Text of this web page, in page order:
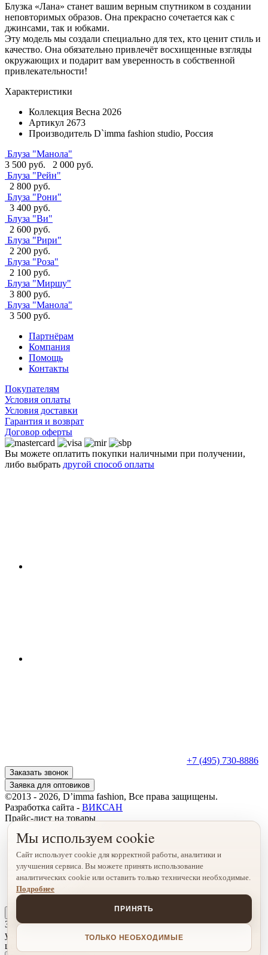
Блузка «Лана» станет вашим верным спутником в создании
неповторимых образов. Она прекрасно сочетается как с
джинсами, так и юбками.
Эту модель мы создали специально для тех, кто ценит стиль и
качество. Она обязательно привлечёт восхищенные взгляды
окружающих и подарит вам уверенность в собственной
привлекательности!
Характеристики
Коллекция Весна 2026
Артикул 2673
Производитель D`imma fashion studio, Россия
Блуза "Манола"
3 500 руб.
2 000 руб.
Блуза "Рейн"
2 800 руб.
Блуза "Рони"
3 400 руб.
Блуза "Ви"
2 600 руб.
Блуза "Рири"
2 200 руб.
Блуза "Роза"
2 100 руб.
Блуза "Миршу"
3 800 руб.
Блуза "Манола"
3 500 руб.
Партнёрам
Компания
Помощь
Контакты
Покупателям
Условия оплаты
Условия доставки
Гарантия и возврат
Договор оферты
Вы можете оплатить покупки наличными при получении,
либо выбрать другой способ оплаты
+7 (495) 730-8886
Заказать звонок
Заявка для оптовиков
©2013 - 2026, D’imma fashion, Все права защищены.
Разработка сайта - ВИКСАН
Прайс-лист на товары
Запросите и ознакомьтесь с ценами на наши товары в любое
удобное время, внутри вы найдете оптовые и розничные
цены.
Мы используем cookie
Сайт использует cookie для корректной работы, аналитики и
улучшения сервиса. Вы можете принять использование
аналитических cookie или оставить только технически необходимые.
Подробнее
ПРИНЯТЬ
ТОЛЬКО НЕОБХОДИМЫЕ